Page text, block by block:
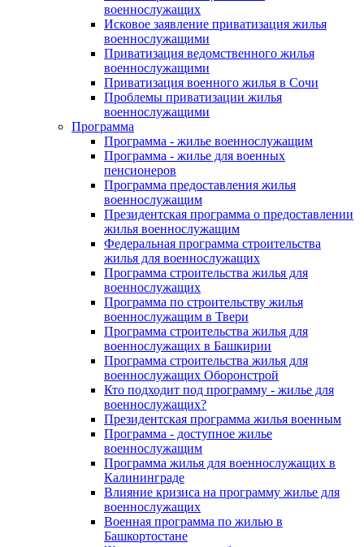
военнослужащих
Исковое заявление приватизация жилья
военнослужащими
Приватизация ведомственного жилья
военнослужащими
Приватизация военного жилья в Сочи
Проблемы приватизации жилья
военнослужащими
Программа
Программа - жилье военнослужащим
Программа - жилье для военных
пенсионеров
Программа предоставления жилья
военнослужащим
Президентская программа о предоставлении
жилья военнослужащим
Федеральная программа строительства
жилья для военнослужащих
Программа строительства жилья для
военнослужащих
Программа по строительству жилья
военнослужащим в Твери
Программа строительства жилья для
военнослужащих в Башкирии
Программа строительства жилья для
военнослужащих Оборонстрой
Кто подходит под программу - жилье для
военнослужащих?
Президентская программа жилья военным
Программа - доступное жилье
военнослужащим
Программа жилья для военнослужащих в
Калининграде
Влияние кризиса на программу жилье для
военнослужащих
Военная программа по жилью в
Башкортостане